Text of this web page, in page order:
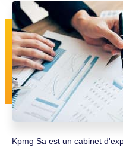
Kpmg Sa est un cabinet